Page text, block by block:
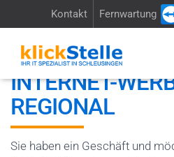
Fernwartung
Kontakt
INTERNET-
REGIONAL
Sie haben ein Geschäft und